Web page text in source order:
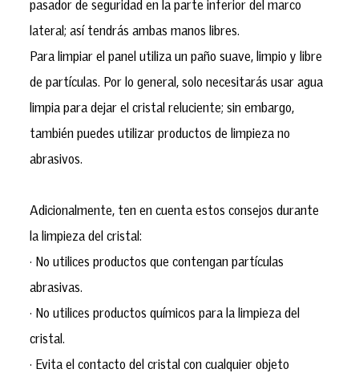
pasador de seguridad en la parte inferior del marco
lateral; así tendrás ambas manos libres.
Para limpiar el panel utiliza un paño suave, limpio y libre
de partículas. Por lo general, solo necesitarás usar agua
limpia para dejar el cristal reluciente; sin embargo,
también puedes utilizar productos de limpieza no
abrasivos.
Adicionalmente, ten en cuenta estos consejos durante
la limpieza del cristal:
· No utilices productos que contengan partículas
abrasivas.
· No utilices productos químicos para la limpieza del
cristal.
· Evita el contacto del cristal con cualquier objeto